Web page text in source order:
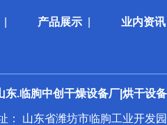
产品展示 业内资讯
东.临朐中创干燥设备厂|烘干设
： 山东省潍坊市临朐工业开发